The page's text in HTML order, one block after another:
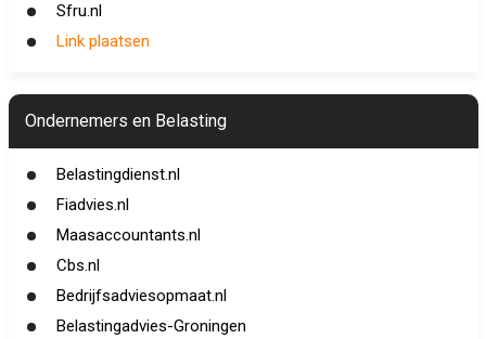
Sfru.nl
Link plaatsen
Ondernemers en Belasting
Belastingdienst.nl
Fiadvies.nl
Maasaccountants.nl
Cbs.nl
Bedrijfsadviesopmaat.nl
Belastingadvies-Groningen